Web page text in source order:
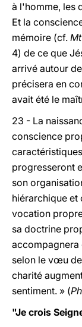
à l'homme, les
Et la
mémoire (cf. Mt
4) de ce que
arrivé autour
précisera en
avait été le
23 - La
conscience
progresseront
son
hiérarchique et
vocation
sa doctrine
accompagnera
selon le vœu
charité
sentiment. » (
"Je crois